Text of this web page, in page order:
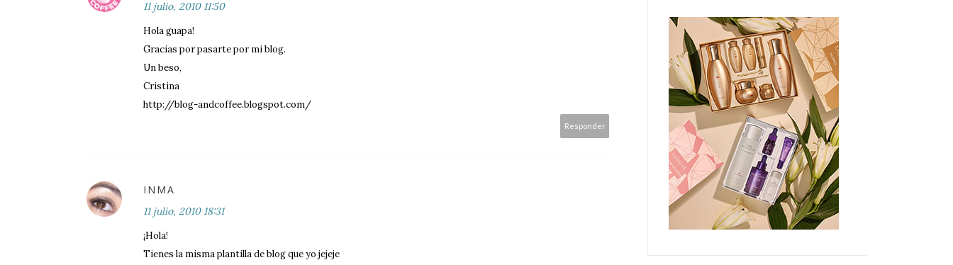
11 julio, 2010 11:50
Hola guapa!
Gracias por pasarte por mi blog.
Un beso,
Cristina
http://blog-andcoffee.blogspot.com/
Responder
INMA
11 julio, 2010 18:31
¡Hola!
Tienes la misma plantilla de blog que yo jejeje